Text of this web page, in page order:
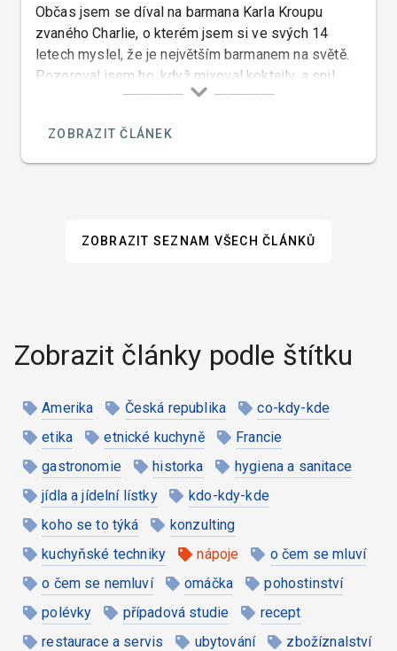
Občas jsem se díval na barmana Karla Kroupu
zvaného Charlie, o kterém jsem si ve svých 14
letech myslel, že je největším barmanem na světě.
Pozoroval jsem ho, když mixoval koktejly, a snil
jsem o tom, že jednoho dne budu také takovým
nikdy nesplnil.
ZOBRAZIT ČLÁNEK
ZOBRAZIT SEZNAM VŠECH ČLÁNKŮ
Zobrazit články podle štítku
Amerika Česká republika
co-kdy-kde
etika
etnické kuchyně
Francie
gastronomie
historka
hygiena a sanitace
jídla a jídelní lístky
kdo-kdy-kde
koho se to týká
konzulting
kuchyňské techniky
nápoje
o čem se mluví
o čem se nemluví
omáčka
pohostinství
polévky
případová studie
recept
restaurace a servis
ubytování
zbožíznalství